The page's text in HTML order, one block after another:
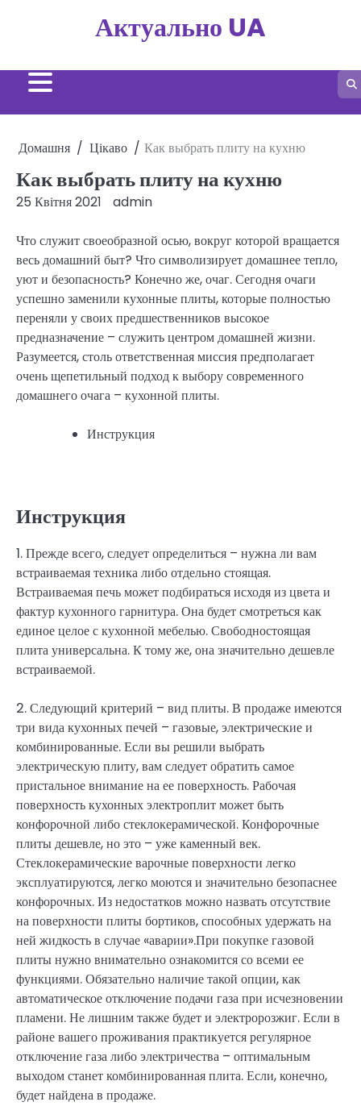
Актуально UA
Домашня Цікаво Как выбрать плиту на кухню
Как выбрать плиту на кухню
25 Квітня 2021 admin
Что служит своеобразной осью, вокруг которой вращается
весь домашний быт? Что символизирует домашнее тепло,
уют и безопасность? Конечно же, очаг. Сегодня очаги
успешно заменили кухонные плиты, которые полностью
переняли у своих предшественников высокое
предназначение – служить центром домашней жизни.
Разумеется, столь ответственная миссия предполагает
очень щепетильный подход к выбору современного
домашнего очага – кухонной плиты.
Инструкция
Инструкция
1. Прежде всего, следует определиться – нужна ли вам
встраиваемая техника либо отдельно стоящая.
Встраиваемая печь может подбираться исходя из цвета и
фактур кухонного гарнитура. Она будет смотреться как
единое целое с кухонной мебелью. Свободностоящая
плита универсальна. К тому же, она значительно дешевле
встраиваемой.
2. Следующий критерий – вид плиты. В продаже имеются
три вида кухонных печей – газовые, электрические и
комбинированные. Если вы решили выбрать
электрическую плиту, вам следует обратить самое
пристальное внимание на ее поверхность. Рабочая
поверхность кухонных электроплит может быть
конфорочной либо стеклокерамической. Конфорочные
плиты дешевле, но это – уже каменный век.
Стеклокерамические варочные поверхности легко
эксплуатируются, легко моются и значительно безопаснее
конфорочных. Из недостатков можно назвать отсутствие
на поверхности плиты бортиков, способных удержать на
ней жидкость в случае «аварии».При покупке газовой
плиты нужно внимательно ознакомится со всеми ее
функциями. Обязательно наличие такой опции, как
автоматическое отключение подачи газа при исчезновении
пламени. Не лишним также будет и электророзжиг. Если в
районе вашего проживания практикуется регулярное
отключение газа либо электричества – оптимальным
выходом станет комбинированная плита. Если, конечно,
будет найдена в продаже.